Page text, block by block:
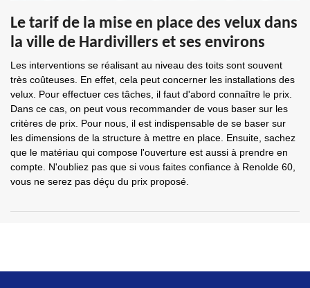
Le tarif de la mise en place des velux dans
la ville de Hardivillers et ses environs
Les interventions se réalisant au niveau des toits sont souvent
très coûteuses. En effet, cela peut concerner les installations des
velux. Pour effectuer ces tâches, il faut d'abord connaître le prix.
Dans ce cas, on peut vous recommander de vous baser sur les
critères de prix. Pour nous, il est indispensable de se baser sur
les dimensions de la structure à mettre en place. Ensuite, sachez
que le matériau qui compose l'ouverture est aussi à prendre en
compte. N'oubliez pas que si vous faites confiance à Renolde 60,
vous ne serez pas déçu du prix proposé.